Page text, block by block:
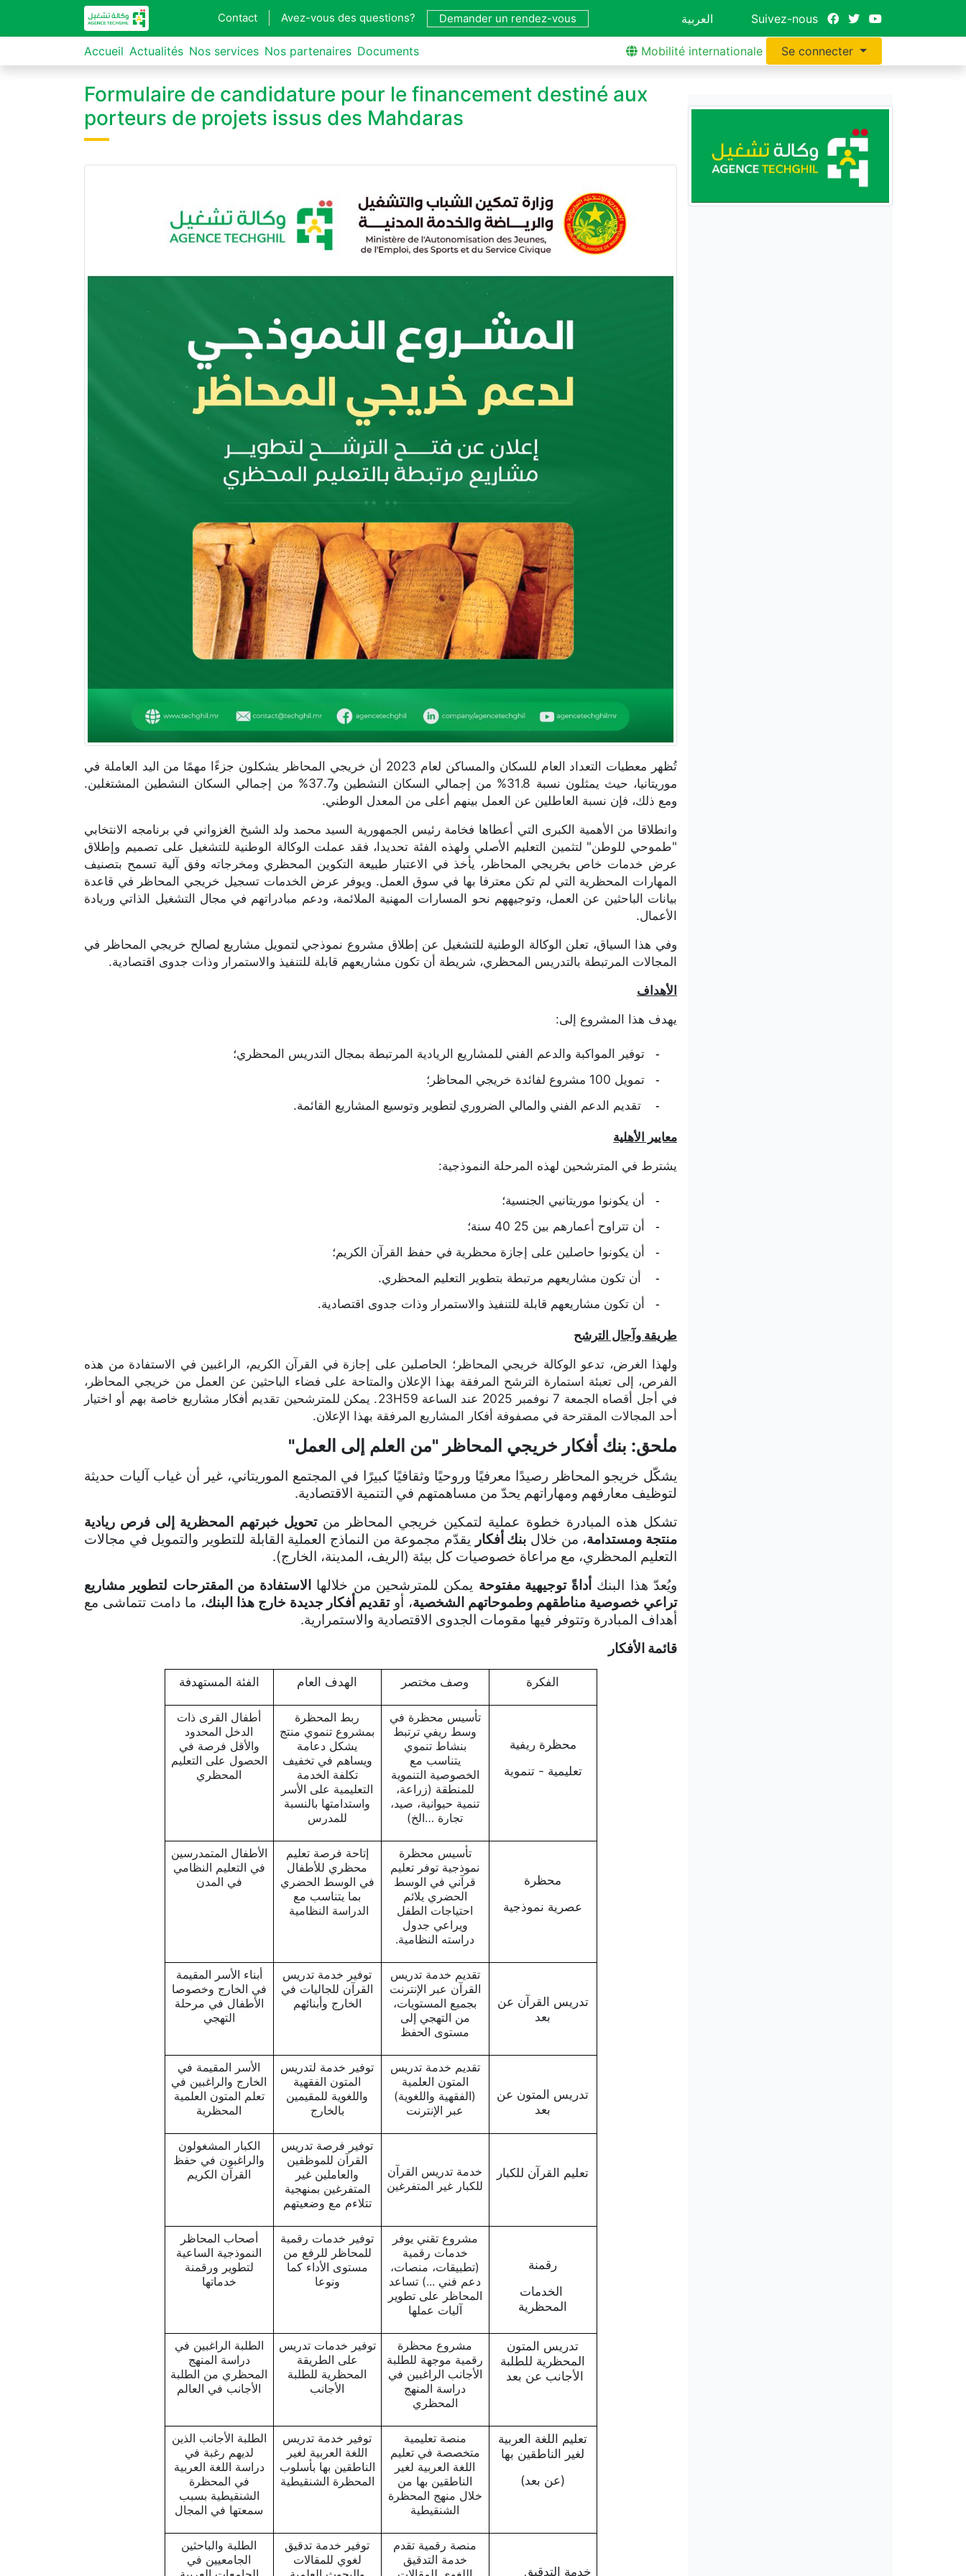
Contact Avez-vous des questions? Demander un rendez-vous العربية Suivez-nous
Accueil Actualités Nos services Nos partenaires Documents Mobilité internationale Se connecter
Formulaire de candidature pour le financement destiné aux
porteurs de projets issus des Mahdaras
تُظهر معطيات التعداد العام للسكان والمساكن لعام 2023 أن خريجي المحاظر يشكلون جزءًا مهمًا من اليد العاملة في
موريتانيا، حيث يمثلون نسبة 31.8% من إجمالي السكان النشطين و37.7% من إجمالي السكان النشطين المشتغلين.
ومع ذلك، فإن نسبة العاطلين عن العمل بينهم أعلى من المعدل الوطني.
وانطلاقا من الأهمية الكبرى التي أعطاها فخامة رئيس الجمهورية السيد محمد ولد الشيخ الغزواني في برنامجه الانتخابي
"طموحي للوطن" لتثمين التعليم الأصلي ولهذه الفئة تحديدا، فقد عملت الوكالة الوطنية للتشغيل على تصميم وإطلاق
عرض خدمات خاص بخريجي المحاظر، يأخذ في الاعتبار طبيعة التكوين المحظري ومخرجاته وفق آلية تسمح بتصنيف
المهارات المحظرية التي لم تكن معترفا بها في سوق العمل. ويوفر عرض الخدمات تسجيل خريجي المحاظر في قاعدة
بيانات الباحثين عن العمل، وتوجيههم نحو المسارات المهنية الملائمة، ودعم مبادراتهم في مجال التشغيل الذاتي وريادة
الأعمال.
وفي هذا السياق، تعلن الوكالة الوطنية للتشغيل عن إطلاق مشروع نموذجي لتمويل مشاريع لصالح خريجي المحاظر في
المجالات المرتبطة بالتدريس المحظري، شريطة أن تكون مشاريعهم قابلة للتنفيذ والاستمرار وذات جدوى اقتصادية.
الأهداف
يهدف هذا المشروع إلى:
- توفير المواكبة والدعم الفني للمشاريع الريادية المرتبطة بمجال التدريس المحظري؛
- تمويل 100 مشروع لفائدة خريجي المحاظر؛
- تقديم الدعم الفني والمالي الضروري لتطوير وتوسيع المشاريع القائمة.
معايير الأهلية
يشترط في المترشحين لهذه المرحلة النموذجية:
- أن يكونوا موريتانيي الجنسية؛
- أن تتراوح أعمارهم بين 25 40 سنة؛
- أن يكونوا حاصلين على إجازة محظرية في حفظ القرآن الكريم؛
- أن تكون مشاريعهم مرتبطة بتطوير التعليم المحظري.
- أن تكون مشاريعهم قابلة للتنفيذ والاستمرار وذات جدوى اقتصادية.
طريقة وآجال الترشح
ولهذا الغرض، تدعو الوكالة خريجي المحاظر؛ الحاصلين على إجازة في القرآن الكريم، الراغبين في الاستفادة من هذه
الفرص، إلى تعبئة استمارة الترشح المرفقة بهذا الإعلان والمتاحة على فضاء الباحثين عن العمل من خريجي المحاظر،
في أجل أقصاه الجمعة 7 نوفمبر 2025 عند الساعة 23H59
. يمكن للمترشحين تقديم أفكار مشاريع خاصة بهم أو اختيار
أحد المجالات المقترحة في مصفوفة أفكار المشاريع المرفقة بهذا الإعلان.
ملحق: بنك أفكار خريجي المحاظر "من العلم إلى العمل"
يشكّل خريجو المحاظر رصيدًا معرفيًا وروحيًا وثقافيًا كبيرًا في المجتمع الموريتاني، غير أن غياب آليات حديثة
لتوظيف معارفهم ومهاراتهم يحدّ من مساهمتهم في التنمية الاقتصادية.
تشكل هذه المبادرة خطوة عملية لتمكين خريجي المحاظر منتحويل خبرتهم المحظرية إلى فرص ريادية
منتجة ومستدامة، من خلال بنك أفكار يقدّم مجموعة من النماذج العملية القابلة للتطوير والتمويل في مجالات
التعليم المحظري، مع مراعاة خصوصيات كل بيئة (الريف، المدينة، الخارج).
ويُعدّ هذا البنك أداةً توجيهية مفتوحة يمكن للمترشحين من خلالها
الاستفادة من المقترحات لتطوير مشاريع
تراعي خصوصية مناطقهم وطموحاتهم الشخصية، أوتقديم أفكار جديدة خارج هذا البنك، ما دامت تتماشى مع
أهداف المبادرة وتتوفر فيها مقومات الجدوى الاقتصادية والاستمرارية.
قائمة الأفكار
الفكرة وصف مختصر الهدف العام الفئة المستهدفة
محظرة ريفية
تعليمية - تنموية
تأسيس محظرة في
وسط ريفي ترتبط
بنشاط تنموي
يتناسب مع
الخصوصية التنموية
للمنطقة (زراعة،
تنمية حيوانية، صيد،
تجارة …الخ)
ربط المحظرة
بمشروع تنموي منتج
يشكل دعامة
ويساهم في تخفيف
تكلفة الخدمة
التعليمية على الأسر
واستدامتها بالنسبة
للمدرس
أطفال القرى ذات
الدخل المحدود
والأقل فرصة في
الحصول على التعليم
المحظري
محظرة
عصرية نموذجية
تأسيس محظرة
نموذجية توفر تعليم
قرآني في الوسط
الحضري يلائم
احتياجات الطفل
ويراعي جدول
دراسته النظامية.
إتاحة فرصة تعليم
محظري للأطفال
في الوسط الحضري
بما يتناسب مع
الدراسة النظامية
الأطفال المتمدرسين
في التعليم النظامي
في المدن
تدريس القرآن عن
بعد
تقديم خدمة تدريس
القرآن عبر الإنترنت
بجميع المستويات،
من التهجي إلى
مستوى الحفظ
توفير خدمة تدريس
القرآن للجاليات في
الخارج وأبنائهم
أبناء الأسر المقيمة
في الخارج وخصوصا
الأطفال في مرحلة
التهجي
تدريس المتون عن
بعد
تقديم خدمة تدريس
المتون العلمية
(الفقهية واللغوية)
عبر الإنترنت
توفير خدمة لتدريس
المتون الفقهية
واللغوية للمقيمين
بالخارج
الأسر المقيمة في
الخارج والراغبين في
تعلم المتون العلمية
المحظرية
تعليم القرآن للكبار
خدمة تدريس القرآن
للكبار غير المتفرغين
توفير فرصة تدريس
القرآن للموظفين
والعاملين غير
المتفرغين بمنهجية
تتلاءم مع وضعيتهم
الكبار المشغولون
والراغبون في حفظ
القرآن الكريم
رقمنة
الخدمات
المحظرية
مشروع تقني يوفر
خدمات رقمية
(تطبيقات، منصات،
دعم فني ...) تساعد
المحاظر على تطوير
آليات عملها
توفير خدمات رقمية
للمحاظر للرفع من
مستوى الأداء كما
ونوعا
أصحاب المحاظر
النموذجية الساعية
لتطوير ورقمنة
خدماتها
تدريس المتون
المحظرية للطلبة
الأجانب عن بعد
مشروع محظرة
رقمية موجهة للطلبة
الأجانب الراغبين في
دراسة المنهج
المحظري
توفير خدمات تدريس
على الطريقة
المحظرية للطلبة
الأجانب
الطلبة الراغبين في
دراسة المنهج
المحظري من الطلبة
الأجانب في العالم
تعليم اللغة العربية
لغير الناطقين بها
(عن بعد)
منصة تعليمية
متخصصة في تعليم
اللغة العربية لغير
الناطقين بها من
خلال منهج المحظرة
الشنقيطية
توفير خدمة تدريس
اللغة العربية لغير
الناطقين بها بأسلوب
المحظرة الشنقيطية
الطلبة الأجانب الذين
لديهم رغبة في
دراسة اللغة العربية
في المحظرة
الشنقيطية بسبب
سمعتها في المجال
خدمة التدقيق
منصة رقمية تقدم
خدمة التدقيق
توفير خدمة تدقيق
لغوي للمقالات
الطلبة والباحثين
الجامعيين في